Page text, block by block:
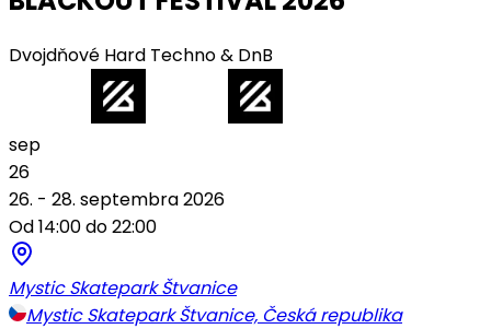
Dvojdňové Hard Techno & DnB
sep
26
26. - 28. septembra 2026
Od 14:00 do 22:00
Mystic Skatepark Štvanice
Mystic Skatepark Štvanice, Česká republika